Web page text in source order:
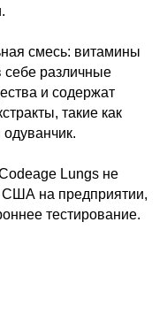
смесь: витамины
себе различные
и содержат
такие как
Lungs не
США на предприятии,
тестирование.